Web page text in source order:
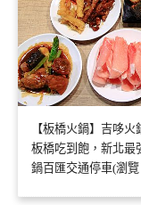
【板橋火鍋】吉哆
板橋吃到飽，新北最
鍋百匯交通停車(瀏